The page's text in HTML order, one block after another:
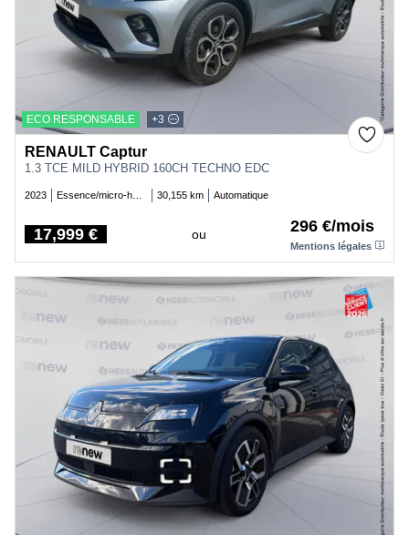
ECO RESPONSABLE +3
RENAULT Captur
1.3 TCE MILD HYBRID 160CH TECHNO EDC
2023 30,155 km Automatique
Price
17,999 € ou 296 €/mois
Mentions légales